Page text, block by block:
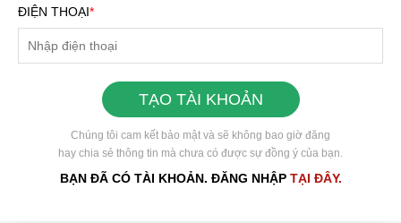
ĐIỆN THOẠI*
TẠO TÀI KHOẢN
Chúng tôi cam kết bảo mật và sẽ không bao giờ đăng
hay chia sẻ thông tin mà chưa có được sự đồng ý của bạn.
BẠN ĐÃ CÓ TÀI KHOẢN. ĐĂNG NHẬP TẠI ĐÂY.